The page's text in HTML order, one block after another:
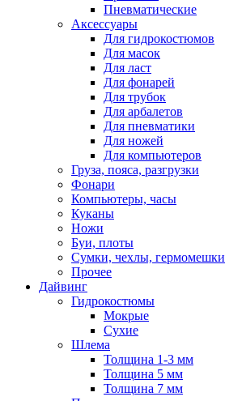
Пневматические
Аксессуары
Для гидрокостюмов
Для масок
Для ласт
Для фонарей
Для трубок
Для арбалетов
Для пневматики
Для ножей
Для компьютеров
Груза, пояса, разгрузки
Фонари
Компьютеры, часы
Куканы
Ножи
Буи, плоты
Сумки, чехлы, гермомешки
Прочее
Дайвинг
Гидрокостюмы
Мокрые
Сухие
Шлема
Толщина 1-3 мм
Толщина 5 мм
Толщина 7 мм